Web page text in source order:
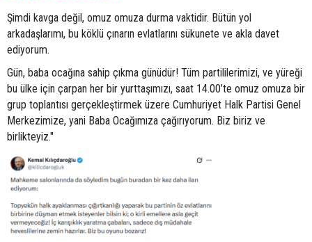
Şimdi kavga değil, omuz omuza durma vaktidir. Bütün yol
arkadaşlarımı, bu köklü çınarın evlatlarını sükunete ve akla davet
ediyorum.
Gün, baba ocağına sahip çıkma günüdür! Tüm partililerimizi, ve yüreği
bu ülke için çarpan her bir yurttaşımızı, saat 14.00’te omuz omuza bir
grup toplantısı gerçekleştirmek üzere Cumhuriyet Halk Partisi Genel
Merkezimize, yani Baba Ocağımıza çağırıyorum. Biz biriz ve
birlikteyiz."